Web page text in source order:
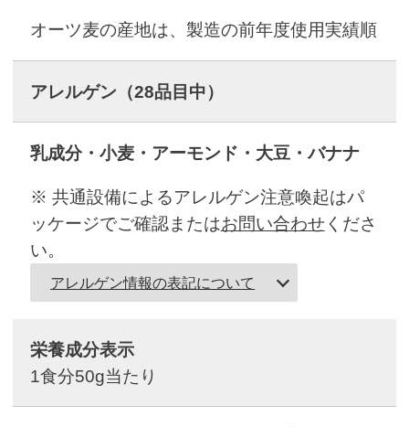
オーツ麦の産地は、製造の前年度使用実績順
アレルゲン （28品目中）
乳成分・小麦・アーモンド・大豆・バナナ
※ 共通設備によるアレルゲン注意喚起はパ
ッケージでご確認またはお問い合わせ くださ
い。
アレルゲン情報の表記について
栄養成分表示
1食分50g当たり